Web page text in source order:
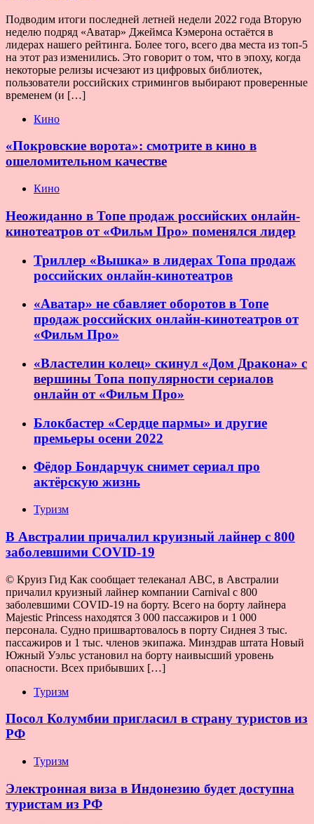
Подводим итоги последней летней недели 2022 года Вторую
неделю подряд «Аватар» Джеймса Кэмерона остаётся в
лидерах нашего рейтинга. Более того, всего два места из топ-5
на этот раз изменились. Это говорит о том, что в эпоху, когда
некоторые релизы исчезают из цифровых библиотек,
пользователи российских стримингов выбирают проверенные
временем (и […]
Кино
«Покровские ворота»: смотрите в кино в
ошеломительном качестве
Кино
Неожиданно в Топе продаж российских онлайн-
кинотеатров от «Фильм Про» поменялся лидер
Триллер «Вышка» в лидерах Топа продаж
российских онлайн-кинотеатров
«Аватар» не сбавляет оборотов в Топе
продаж российских онлайн-кинотеатров от
«Фильм Про»
«Властелин колец» скинул «Дом Дракона» с
вершины Топа популярности сериалов
онлайн от «Фильм Про»
Блокбастер «Сердце пармы» и другие
премьеры осени 2022
Фёдор Бондарчук снимет сериал про
актёрскую жизнь
Туризм
В Австралии причалил круизный лайнер с 800
заболевшими COVID-19
© Круиз Гид Как сообщает телеканал ABC, в Австралии
причалил круизный лайнер компании Carnival с 800
заболевшими COVID-19 на борту. Всего на борту лайнера
Majestic Princess находятся 3 000 пассажиров и 1 000
персонала. Судно пришвартовалось в порту Сиднея 3 тыс.
пассажиров и 1 тыс. членов экипажа. Минздрав штата Новый
Южный Уэльс установил на борту наивысший уровень
опасности. Всех прибывших […]
Туризм
Посол Колумбии пригласил в страну туристов из
РФ
Туризм
Электронная виза в Индонезию будет доступна
туристам из РФ